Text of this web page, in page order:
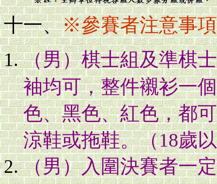
十一、※參賽者注意事項
（男）棋士組及準棋
袖均可，整件襯衫一
色、黑色、紅色，都
涼鞋或拖鞋。（18歲
（男）入圍決賽者一